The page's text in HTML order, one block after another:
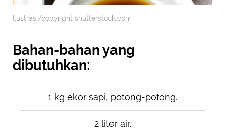
Ilustrasi/copyright shutterstock.com
Bahan-bahan yang
dibutuhkan:
1 kg ekor sapi, potong-potong.
2 liter air.